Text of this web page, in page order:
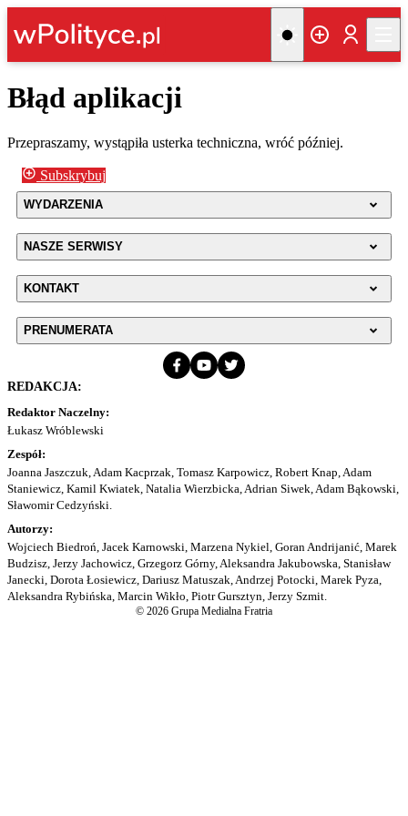
Błąd aplikacji
Przepraszamy, wystąpiła usterka techniczna, wróć później.
Subskrybuj
WYDARZENIA
NASZE SERWISY
KONTAKT
PRENUMERATA
REDAKCJA:
Redaktor Naczelny:
Łukasz Wróblewski
Zespół:
Joanna Jaszczuk, Adam Kacprzak, Tomasz Karpowicz, Robert Knap, Adam
Staniewicz, Kamil Kwiatek, Natalia Wierzbicka, Adrian Siwek, Adam Bąkowski,
Sławomir Cedzyński.
Autorzy:
Wojciech Biedroń, Jacek Karnowski, Marzena Nykiel, Goran Andrijanić, Marek
Budzisz, Jerzy Jachowicz, Grzegorz Górny, Aleksandra Jakubowska, Stanisław
Janecki, Dorota Łosiewicz, Dariusz Matuszak, Andrzej Potocki, Marek Pyza,
Aleksandra Rybińska, Marcin Wikło, Piotr Gursztyn, Jerzy Szmit.
© 2026 Grupa Medialna Fratria